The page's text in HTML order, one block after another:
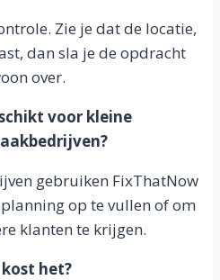
Zie je dat de locatie,
dan sla je de opdracht
over.
voor kleine
gebruiken FixThatNow
op te vullen of om
klanten te krijgen.
het?